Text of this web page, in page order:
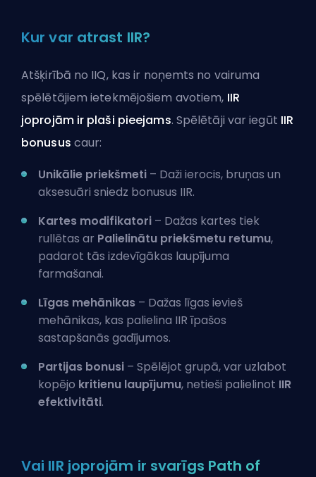
Kur var atrast IIR?
Atšķirībā no IIQ, kas ir noņemts no vairuma
spēlētājiem ietekmējošiem avotiem, IIR
joprojām ir plaši pieejams. Spēlētāji var iegūt IIR
bonusus caur:
Unikālie priekšmeti – Daži ierocis, bruņas un
aksesuāri sniedz bonusus IIR.
Kartes modifikatori – Dažas kartes tiek
rullētas ar Palielinātu priekšmetu retumu,
padarot tās izdevīgākas laupījuma
farmašanai.
Līgas mehānikas – Dažas līgas ievieš
mehānikas, kas palielina IIR īpašos
sastapšanās gadījumos.
Partijas bonusi – Spēlējot grupā, var uzlabot
kopējo kritienu laupījumu, netieši palielinot IIR
efektivitāti.
Vai IIR joprojām ir svarīgs Path of